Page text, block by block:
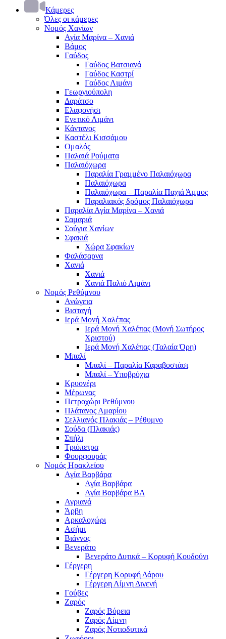
Κάμερες
Όλες οι κάμερες
Νομός Χανίων
Αγία Μαρίνα – Χανιά
Βάμος
Γαύδος
Γαύδος Βατσιανά
Γαύδος Καστρί
Γαύδος Λιμάνι
Γεωργιούπολη
Δαράτσο
Ελαφονήσι
Ενετικό Λιμάνι
Κάντανος
Καστέλι Κισσάμου
Ομαλός
Παλαιά Ρούματα
Παλαιόχωρα
Παραλία Γραμμένο Παλαιόχωρα
Παλαιόχωρα
Παλαιόχωρα – Παραλία Παχιά Άμμος
Παραλιακός δρόμος Παλαιόχωρα
Παραλία Αγία Μαρίνα – Χανιά
Σαμαριά
Σούγια Χανίων
Σφακιά
Χώρα Σφακίων
Φαλάσαρνα
Χανιά
Χανιά
Χανιά Παλιό Λιμάνι
Νομός Ρεθύμνου
Ανώγεια
Βισταγή
Ιερά Μονή Χαλέπας
Ιερά Μονή Χαλέπας (Μονή Σωτήρος
Χριστού)
Ιερά Μονή Χαλέπας (Ταλαία Όρη)
Μπαλί
Μπαλί – Παραλία Καραβοστάσι
Μπαλί – Υποβρύχια
Κρυονέρι
Μέρωνας
Πετροχώρι Ρεθύμνου
Πλάτανος Αμαρίου
Σελλιανός Πλακιάς – Ρέθυμνο
Σούδα (Πλακιάς)
Σπήλι
Τριόπετρα
Φουρφουράς
Νομός Ηρακλείου
Αγία Βαρβάρα
Αγία Βαρβάρα
Αγία Βαρβάρα ΒΑ
Αγριανά
Άρβη
Αρκαλοχώρι
Ασήμι
Βιάννος
Βενεράτο
Βενεράτο Δυτικά – Κορυφή Κουδούνι
Γέργερη
Γέργερη Κορυφή Δάρου
Γέργερη Λίμνη Διγενή
Γούβες
Ζαρός
Ζαρός Βόρεια
Ζαρός Λίμνη
Ζαρός Νοτιοδυτικά